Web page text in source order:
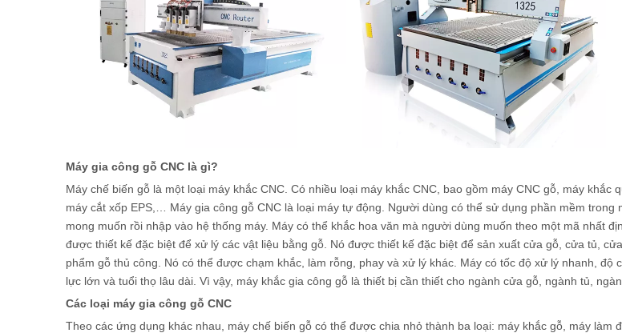
Máy gia công gỗ CNC là gì?
Máy chế biến gỗ là một loại máy khắc CNC. Có nhiều loại máy khắc CNC, bao gồm máy CNC gỗ, máy khắc
máy cắt xốp EPS,… Máy gia công gỗ CNC là loại máy tự động. Người dùng có thể sử dụng phần mềm trong
mong muốn rồi nhập vào hệ thống máy. Máy có thể khắc hoa văn mà người dùng muốn theo một mã nhất
được thiết kế đặc biệt để xử lý các vật liệu bằng gỗ. Nó được thiết kế đặc biệt để sản xuất cửa gỗ, cửa tủ,
phẩm gỗ thủ công. Nó có thể được chạm khắc, làm rỗng, phay và xử lý khác. Máy có tốc độ xử lý nhanh, độ
lực lớn và tuổi thọ lâu dài. Vì vậy, máy khắc gia công gỗ là thiết bị cần thiết cho ngành cửa gỗ, ngành tủ,
Các loại máy gia công gỗ CNC
Theo các ứng dụng khác nhau, máy chế biến gỗ có thể được chia nhỏ thành ba loại: máy khắc gỗ, máy làm